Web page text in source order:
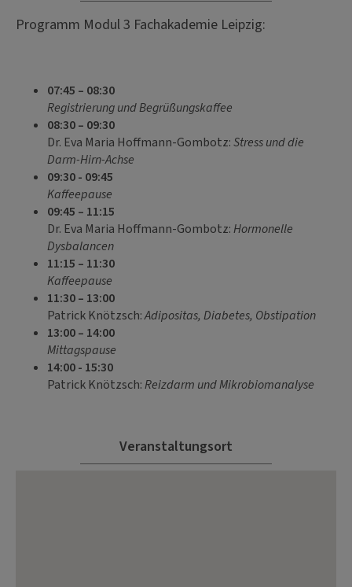
Programm Modul 3 Fachakademie Leipzig:
07:45 – 08:30
Registrierung und Begrüßungskaffee
08:30 – 09:30
Dr. Eva Maria Hoffmann-Gombotz:Stress und die
Darm-Hirn-Achse
09:30 - 09:45
Kaffeepause
09:45 – 11:15
Dr. Eva Maria Hoffmann-Gombotz:Hormonelle
Dysbalancen
11:15 – 11:30
Kaffeepause
11:30 – 13:00
Patrick Knötzsch:Adipositas, Diabetes, Obstipation
13:00 – 14:00
Mittagspause
14:00 - 15:30
Patrick Knötzsch:Reizdarm und Mikrobiomanalyse
Veranstaltungsort